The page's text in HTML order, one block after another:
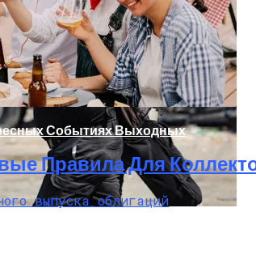
Что Стоит На Кону
Реальность Безнадежной
Событиях Выходных
Правила Для